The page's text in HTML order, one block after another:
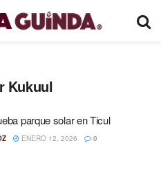
Kukuul
parque solar en Ticul
ENERO 12, 2026 0